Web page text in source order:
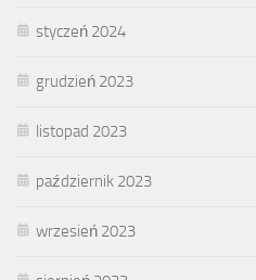
styczeń 2024
grudzień 2023
listopad 2023
październik 2023
wrzesień 2023